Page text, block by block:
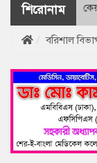
শিরোনাম
রিহ্যাব হেলথ কেয়ার
বরিশাল